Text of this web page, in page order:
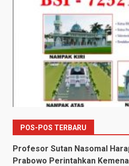
POS-POS TERBARU
Profesor Sutan Nasomal
Prabowo Perintahkan